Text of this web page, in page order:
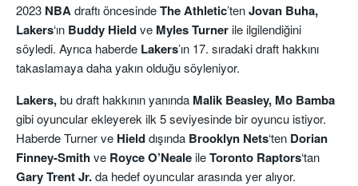
2023 NBAdraftı öncesindeThe Athletic’tenJovan Buha,
Lakers‘ın Buddy Hieldve Myles Turnerile ilgilendiğini
söyledi. Ayrıca haberde Lakers’ın 17. sıradaki draft hakkını
takaslamaya daha yakın olduğu söyleniyor.
Lakers,bu draft hakkının yanında Malik Beasley, Mo Bamba
gibi oyuncular ekleyerek ilk 5 seviyesinde bir oyuncu istiyor.
Haberde Turner ve Hielddışında Brooklyn Nets‘ten Dorian
Finney-Smithve Royce O’NealeileToronto Raptors‘tan
Gary Trent Jr.da hedef oyuncular arasında yer alıyor.